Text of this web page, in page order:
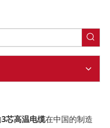
3芯高温电缆在中国的制造